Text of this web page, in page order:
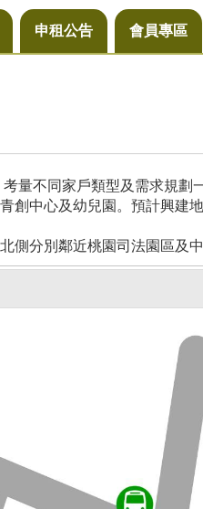
申租公告 會員專區
量不同家戶類型及需求規劃
創中心及幼兒園。預計興建
側分別鄰近桃園司法園區及中